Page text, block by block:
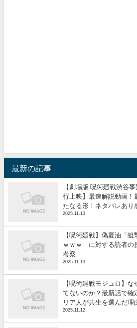
最新の記事
【劇場版 呪術廻戦渋谷
行上映】最速解説動画！
たなる形！ネタバレあり
2025.11.13
【呪術廻戦】偽夏油「
ｗｗｗ に対する読者の
考察
2025.11.13
【呪術廻戦モジュロ】
てないのか？最新話で確
リア人が共生を選んだ理
2025.11.12